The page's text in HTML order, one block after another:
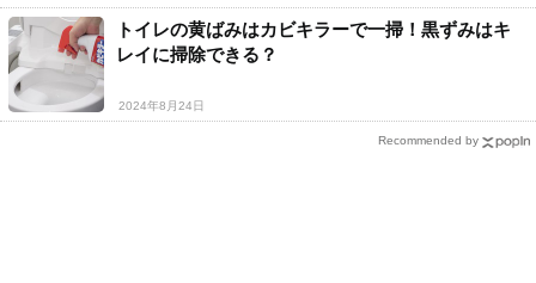
トイレの黄ばみはカビキラーで一掃！黒ずみはキ
レイに掃除できる？
2024年8月24日
Recommended by